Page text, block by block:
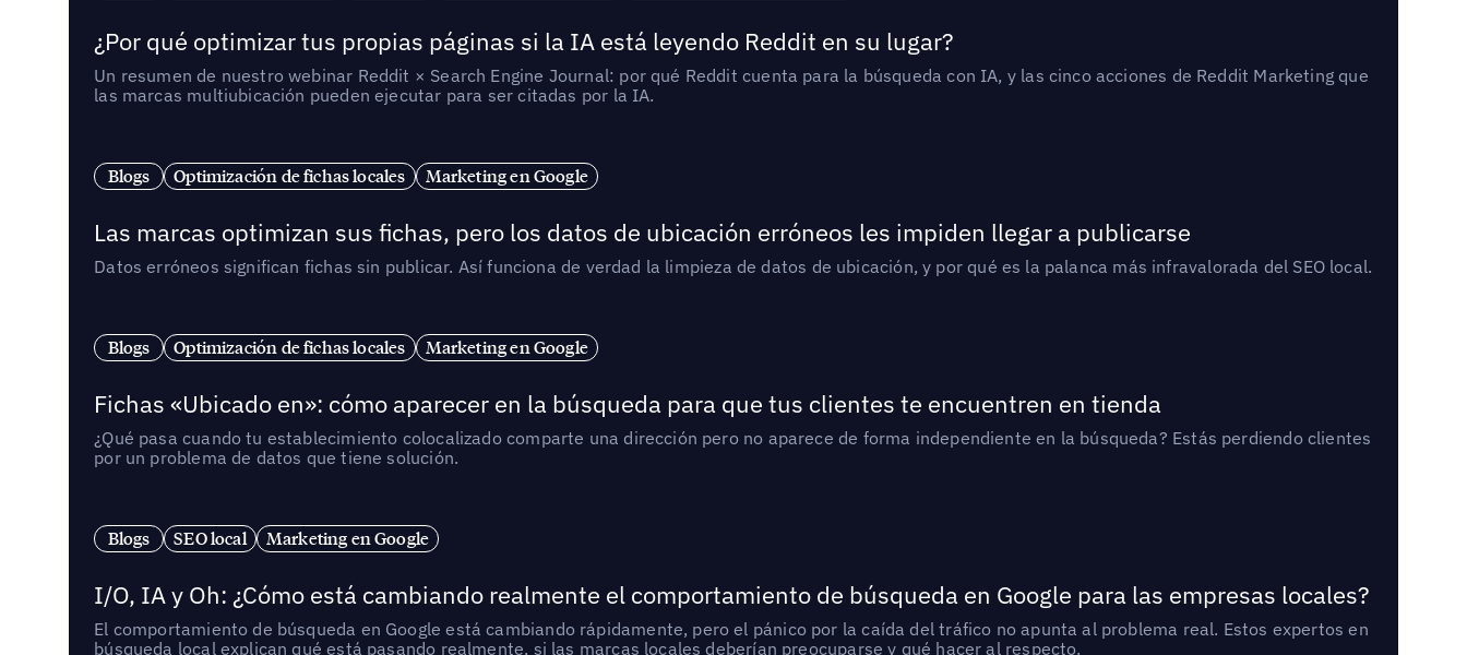
¿Por qué optimizar tus propias páginas si la IA está leyendo Reddit en su lugar?
Un resumen de nuestro webinar Reddit × Search Engine Journal: por qué Reddit cuenta para la búsqueda con IA, y las cinco acciones de Reddit Marketing que
las marcas multiubicación pueden ejecutar para ser citadas por la IA.
Blogs Optimización de fichas locales Marketing en Google
Las marcas optimizan sus fichas, pero los datos de ubicación erróneos les impiden llegar a publicarse
Datos erróneos significan fichas sin publicar. Así funciona de verdad la limpieza de datos de ubicación, y por qué es la palanca más infravalorada del SEO local.
Blogs Optimización de fichas locales Marketing en Google
Fichas «Ubicado en»: cómo aparecer en la búsqueda para que tus clientes te encuentren en tienda
¿Qué pasa cuando tu establecimiento colocalizado comparte una dirección pero no aparece de forma independiente en la búsqueda? Estás perdiendo clientes
por un problema de datos que tiene solución.
Blogs SEO local Marketing en Google
I/O, IA y Oh: ¿Cómo está cambiando realmente el comportamiento de búsqueda en Google para las empresas locales?
El comportamiento de búsqueda en Google está cambiando rápidamente, pero el pánico por la caída del tráfico no apunta al problema real. Estos expertos en
búsqueda local explican qué está pasando realmente, si las marcas locales deberían preocuparse y qué hacer al respecto.